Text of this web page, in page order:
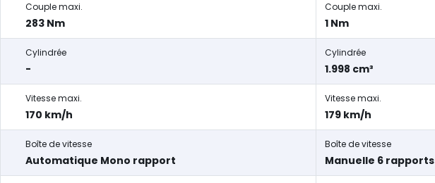
Couple maxi.
283 Nm
Couple maxi.
1 Nm
Cylindrée
-
Cylindrée
1.998 cm³
Vitesse maxi.
170 km/h
Vitesse maxi.
179 km/h
Boîte de vitesse
Automatique Mono rapport
Boîte de vitesse
Manuelle 6 rapports